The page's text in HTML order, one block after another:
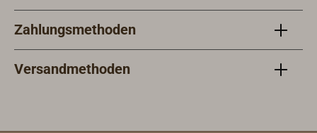
Zahlungsmethoden
Versandmethoden